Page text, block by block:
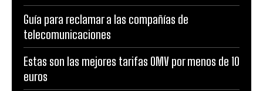
Guía para reclamar a las compañías de
telecomunicaciones
Estas son las mejores tarifas OMV por menos de 10
euros